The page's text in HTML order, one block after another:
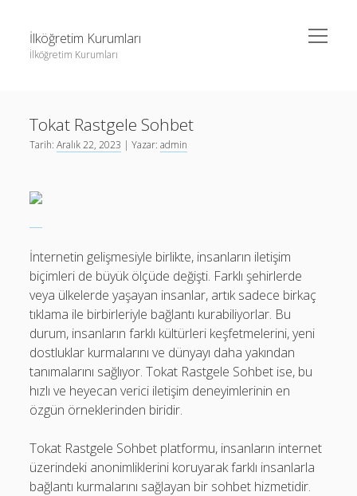
İlköğretim Kurumları
İlköğretim Kurumları
menüyü
aç
Sayfa Listesi
Spotify Dinlenme Gönderme Hilesi Parasız
Twitter Profil Resmi Kalite Sorunu
Twitter Profil Resmi Kalite Sorunu
Tokat Rastgele Sohbet
Tarih:Aralık 22, 2023 | Yazar:admin
İnternetin gelişmesiyle birlikte, insanların iletişim
biçimleri de büyük ölçüde değişti. Farklı şehirlerde
veya ülkelerde yaşayan insanlar, artık sadece birkaç
tıklama ile birbirleriyle bağlantı kurabiliyorlar. Bu
durum, insanların farklı kültürleri keşfetmelerini, yeni
dostluklar kurmalarını ve dünyayı daha yakından
tanımalarını sağlıyor. Tokat Rastgele Sohbet ise, bu
hızlı ve heyecan verici iletişim deneyimlerinin en
özgün örneklerinden biridir.
Tokat Rastgele Sohbet platformu, insanların internet
üzerindeki anonimliklerini koruyarak farklı insanlarla
bağlantı kurmalarını sağlayan bir sohbet hizmetidir.